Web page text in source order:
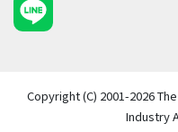
Copyright (C) 2001-2026
Industry